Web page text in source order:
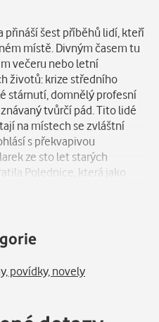
přináší šest příběhů lidí, kteří
místě. Divným časem tu
večeru nebo letní
životů: krize středního
stárnutí, domnělý profesní
tvůrčí pád. Tito lidé
na místech se zvláštní
s překvapivou
ze sto let starých
Polednice, která jako
aby v hodině dvanácté
automaticky očekávají
vzrušení?
povídky, novely